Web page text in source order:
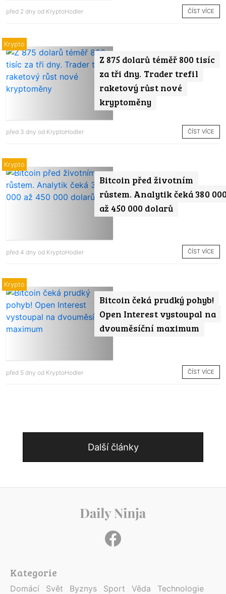
před 2 dny od KryptoHodler ČÍST VÍCE
Z 875 dolarů téměř 800 tisíc
za tři dny. Trader trefil
raketový růst nové
kryptoměny
Krypto
před 3 dny od KryptoHodler ČÍST VÍCE
Bitcoin před životním
růstem. Analytik čeká 380
až 450 000 dolarů
Krypto
před 4 dny od KryptoHodler ČÍST VÍCE
Bitcoin čeká prudký pohyb!
Open Interest vystoupal na
dvouměsíční maximum
Krypto
před 5 dny od KryptoHodler ČÍST VÍCE
Další články
Kategorie
Domácí Svět Byznys Sport Věda Technologie